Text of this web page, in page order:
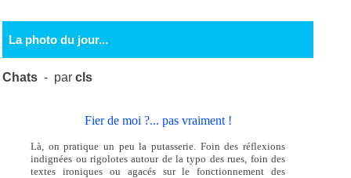
La photo du jour...
Chats - parcls
Fier de moi ?... pas vraiment !
Là, on pratique un peu la putasserie. Foin des réflexions
indignées ou rigolotes autour de la typo des rues, foin des
textes ironiques ou agacés sur le fonctionnement des